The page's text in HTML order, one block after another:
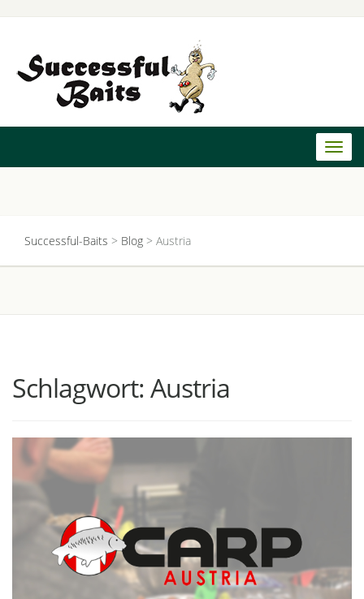
Successful-Baits > Blog > Austria
Schlagwort: Austria